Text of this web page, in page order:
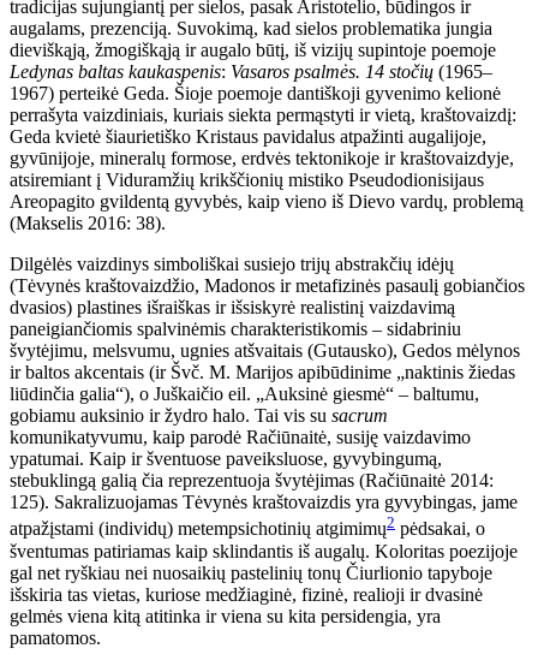
tradicijas sujungiantį per sielos, pasak Aristotelio, būdingos ir
augalams, prezenciją. Suvokimą, kad sielos problematika jungia
dieviškąją, žmogiškąją ir augalo būtį, iš vizijų supintoje poemoje
Ledynas baltas kaukaspenis: Vasaros psalmės. 14 stočių (1965–
1967) perteikė Geda. Šioje poemoje dantiškoji gyvenimo kelionė
perrašyta vaizdiniais, kuriais siekta permąstyti ir vietą, kraštovaizdį:
Geda kvietė šiaurietiško Kristaus pavidalus atpažinti augalijoje,
gyvūnijoje, mineralų formose, erdvės tektonikoje ir kraštovaizdyje,
atsiremiant į Viduramžių krikščionių mistiko Pseudodionisijaus
Areopagito gvildentą gyvybės, kaip vieno iš Dievo vardų, problemą
(Makselis 2016: 38).
Dilgėlės vaizdinys simboliškai susiejo trijų abstrakčių idėjų
(Tėvynės kraštovaizdžio, Madonos ir metafizinės pasaulį gobiančios
dvasios) plastines išraiškas ir išsiskyrė realistinį vaizdavimą
paneigiančiomis spalvinėmis charakteristikomis – sidabriniu
švytėjimu, melsvumu, ugnies atšvaitais (Gutausko), Gedos mėlynos
ir baltos akcentais (ir Švč. M. Marijos apibūdinime „naktinis žiedas
liūdinčia galia“), o Juškaičio eil. „Auksinė giesmė“ – baltumu,
gobiamu auksinio ir žydro halo. Tai vis su sacrum
komunikatyvumu, kaip parodė Račiūnaitė, susiję vaizdavimo
ypatumai. Kaip ir šventuose paveiksluose, gyvybingumą,
stebuklingą galią čia reprezentuoja švytėjimas (Račiūnaitė 2014:
125). Sakralizuojamas Tėvynės kraštovaizdis yra gyvybingas, jame
atpažįstami (individų) metempsichotinių atgimimų2 pėdsakai, o
šventumas patiriamas kaip sklindantis iš augalų. Koloritas poezijoje
gal net ryškiau nei nuosaikių pastelinių tonų Čiurlionio tapyboje
išskiria tas vietas, kuriose medžiaginė, fizinė, realioji ir dvasinė
gelmės viena kitą atitinka ir viena su kita persidengia, yra
pamatomos.